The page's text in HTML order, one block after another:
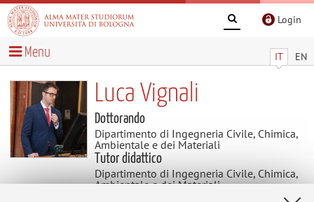
Login
IT EN
Menu
Luca Vignali
Dottorando
Dipartimento di Ingegneria Civile, Chimica,
Ambientale e dei Materiali
Tutor didattico
Dipartimento di Ingegneria Civile, Chimica,
Ambientale e dei Materiali